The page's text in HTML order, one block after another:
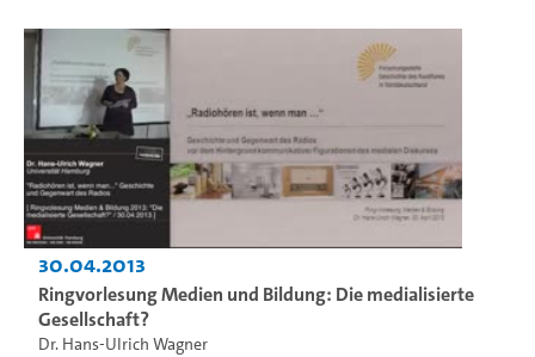
30.04.2013
Ringvorlesung Medien und Bildung: Die medialisierte
Gesellschaft?
Dr. Hans-Ulrich Wagner